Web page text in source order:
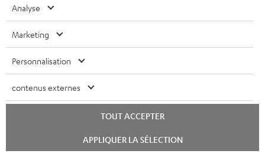
t
é
l
é
c
r
n
f
o
r
m
I
n
Votre conseil d'achat personnalisé
(00)800 200 300 40
chat
Analyse
Marketing
Personnalisation
contenus externes
TOUT ACCEPTER
APPLIQUER LA SÉLECTION